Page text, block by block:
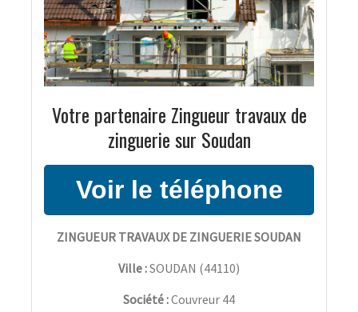
Votre partenaire Zingueur travaux de
zinguerie sur Soudan
ZINGUEUR TRAVAUX DE ZINGUERIE SOUDAN
Ville :SOUDAN (44110)
Société :Couvreur 44